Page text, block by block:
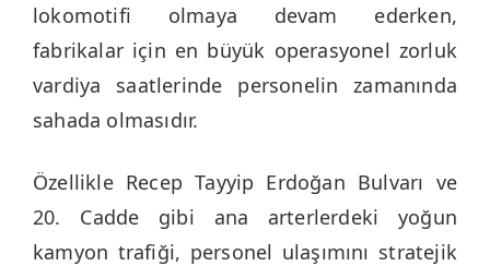
lokomotifi olmaya devam ederken,
fabrikalar için en büyük operasyonel zorluk
vardiya saatlerinde personelin zamanında
sahada olmasıdır.
Özellikle Recep Tayyip Erdoğan Bulvarı ve
20. Cadde gibi ana arterlerdeki yoğun
kamyon trafiği, personel ulaşımını stratejik